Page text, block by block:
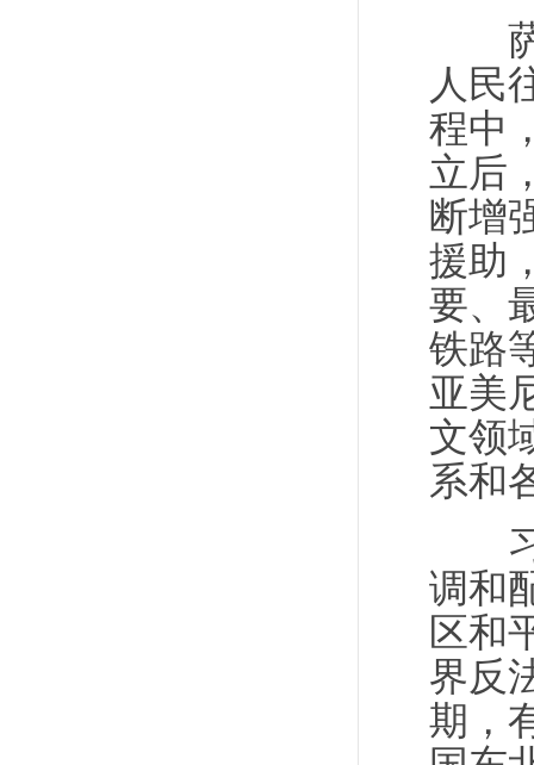
萨
人民
程中
立后
断增
援助
要、
铁路
亚美
文领
系和
习
调和
区和
界反
期，